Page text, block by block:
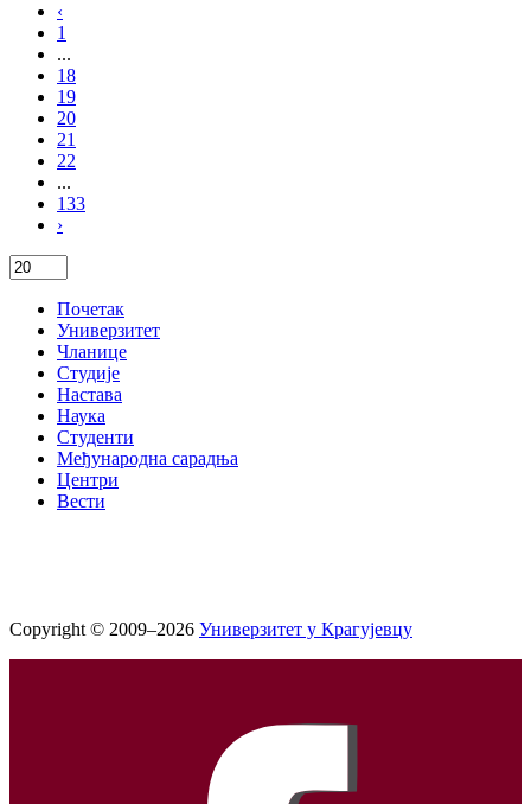
‹
1
...
18
19
20
21
22
...
133
›
Почетак
Универзитет
Чланице
Студије
Настава
Наука
Студенти
Међународна сарадња
Центри
Вести
Copyright © 2009–2026 Универзитет у Крагујевцу